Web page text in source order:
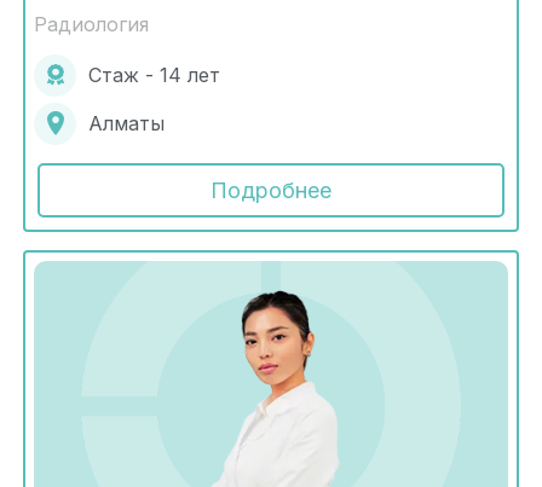
Радиология
Стаж - 14 лет
Алматы
Подробнее